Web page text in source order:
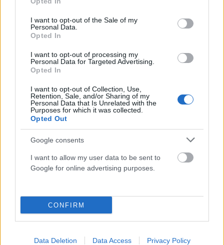
use your data for below specified purposes in below Google
consent section.
I want to opt-out of the Sale of my
Personal Data.
Opted In
I want to opt-out of processing my
Personal Data for Targeted Advertising.
Opted In
I want to opt-out of Collection, Use,
Retention, Sale, and/or Sharing of my
Personal Data that Is Unrelated with the
Purposes for which it was collected.
Opted Out
Google consents
I want to allow my user data to be sent to
Google for online advertising purposes.
CONFIRM
Data Deletion Data Access Privacy Policy
Στα άκρα η κόντρα UEFA – FIFA: Παραμένει στο τραπέζι
το μποϊκοτάζ του Μουντιάλ
ΑΘΛΗΤΙΣΜΌΣ